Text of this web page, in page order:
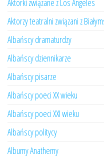
Aktorki związane z Los Angeles
Aktorzy teatralni związani z
Albańscy dramaturdzy
Albańscy dziennikarze
Albańscy pisarze
Albańscy poeci XX wieku
Albańscy poeci XXI wieku
Albańscy politycy
Albumy Anathemy